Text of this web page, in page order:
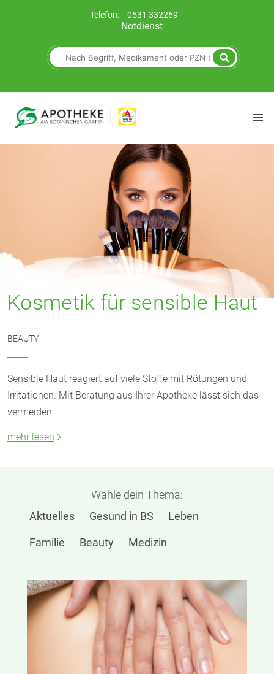
Telefon: 0531 332269
Notdienst
Kosmetik für sensible Haut
BEAUTY
Sensible Haut reagiert auf viele Stoffe mit Rötungen und
Irritationen. Mit Beratung aus Ihrer Apotheke lässt sich das
vermeiden.
mehr lesen
Wähle dein Thema:
Aktuelles
Gesund in BS Leben
Familie Beauty Medizin